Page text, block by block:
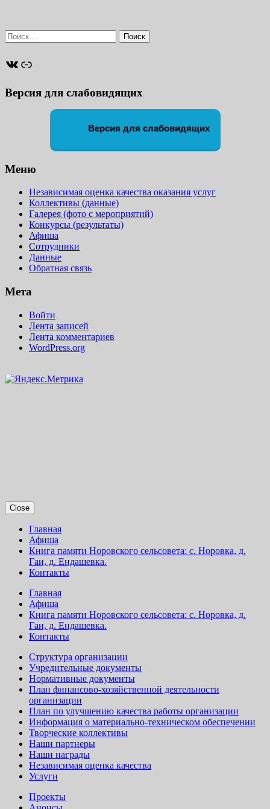
Найти:
ВКонтакте
Ссылка
Версия для слабовидящих
Версия для слабовидящих
Меню
Независимая оценка качества оказания услуг
Коллективы (данные)
Галерея (фото с мероприятий)
Конкурсы (результаты)
Афиша
Сотрудники
Данные
Обратная связь
Мета
Войти
Лента записей
Лента комментариев
WordPress.org
Close
Главная
Афиша
Книга памяти Норовского сельсовета: с. Норовка, д.
Гаи, д. Ендашевка.
Контакты
Главная
Афиша
Книга памяти Норовского сельсовета: с. Норовка, д.
Гаи, д. Ендашевка.
Контакты
Структура организации
Учредительные документы
Нормативные документы
План финансово-хозяйственной деятельности
организации
План по улучшению качества работы организации
Информация о материально-техническом обеспечении
Творческие коллективы
Наши партнеры
Наши награды
Независимая оценка качества
Услуги
Проекты